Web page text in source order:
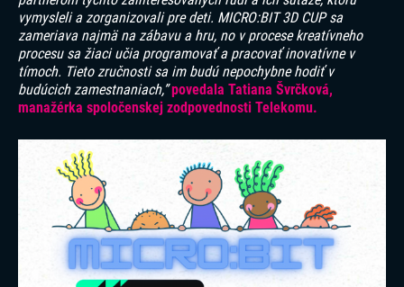
vymysleli a zorganizovali pre deti. MICRO:BIT 3D CUP sa
zameriava najmä na zábavu a hru, no v procese kreatívneho
procesu sa žiaci učia programovať a pracovať inovatívne v
tímoch. Tieto zručnosti sa im budú nepochybne hodiť v
budúcich zamestnaniach,”povedala Tatiana Švrčková,
manažérka spoločenskej zodpovednosti Telekomu.